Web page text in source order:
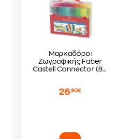
Μαρκαδόροι
Ζωγραφικής Faber
Castell Connector (80
26,90€